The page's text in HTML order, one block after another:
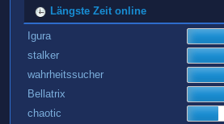
Längste Zeit online
Igura
stalker
wahrheitssucher
Bellatrix
chaotic